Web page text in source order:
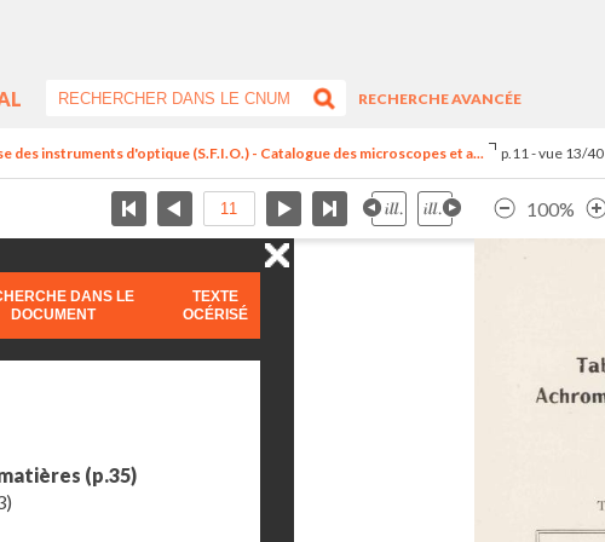
RECHERCHE AVANCÉE
des instruments d'optique (S.F.I.O.) - Catalogue des microscopes et a... p.11 - vue 13/40
100%
DANS LE
DOCUMENT
TEXTE
OCÉRISÉ
(p.35)